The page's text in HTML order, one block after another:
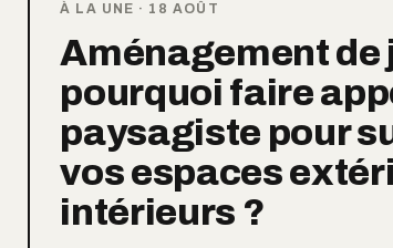
À LA UNE · 18 AOÛT
Aménagement de
pourquoi faire
paysagiste pour
vos espaces
intérieurs ?